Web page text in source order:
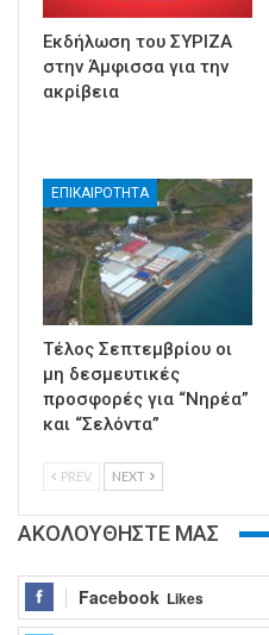
Εκδήλωση του ΣΥΡΙΖΑ
στην Άμφισσα για την
ακρίβεια
ΕΠΙΚΑΙΡΟΤΗΤΑ
Τέλος Σεπτεμβρίου οι
μη δεσμευτικές
προσφορές για “Νηρέα”
και “Σελόντα”
PREV NEXT
ΑΚΟΛΟΥΘΗΣΤΕ ΜΑΣ
Facebook Likes